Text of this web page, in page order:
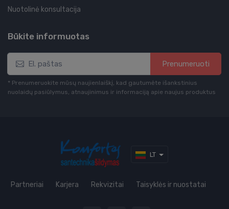
Nuotolinė konsultacija
Būkite informuotas
Prenumeruoti
* Prenumeruokite mūsų naujienlaiškį, kad gautumėte išankstinius
nuolaidų pasiūlymus, atnaujinimus ir informaciją apie naujus produktus
LT
Partneriai Karjera Rekvizitai Taisyklės ir nuostatai